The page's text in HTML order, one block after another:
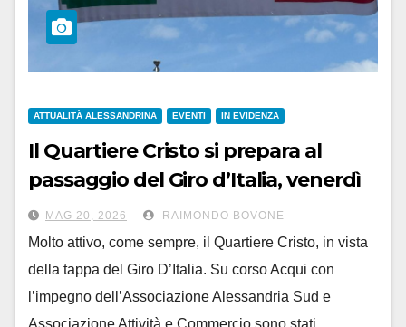
ATTUALITÀ ALESSANDRINA EVENTI IN EVIDENZA
Il Quartiere Cristo si prepara al
passaggio del Giro d’Italia, venerdì
22 maggio
MAG 20, 2026 RAIMONDO BOVONE
Molto attivo, come sempre, il Quartiere Cristo, in vista
della tappa del Giro D’Italia. Su corso Acqui con
l’impegno dell’Associazione Alessandria Sud e
Associazione Attività e Commercio sono stati